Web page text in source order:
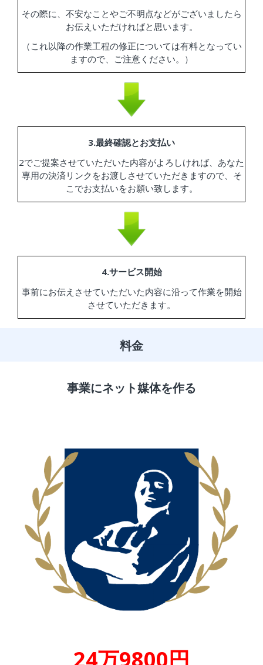
その際に、不安なことやご不明点などがございましたら
お伝えいただければと思います。
（これ以降の作業工程の修正については有料となってい
ますので、ご注意ください。）
3.最終確認とお支払い
2でご提案させていただいた内容がよろしければ、あなた
専用の決済リンクをお渡しさせていただきますので、そ
こでお支払いをお願い致します。
4.サービス開始
事前にお伝えさせていただいた内容に沿って作業を開始
させていただきます。
料金
事業にネット媒体を作る